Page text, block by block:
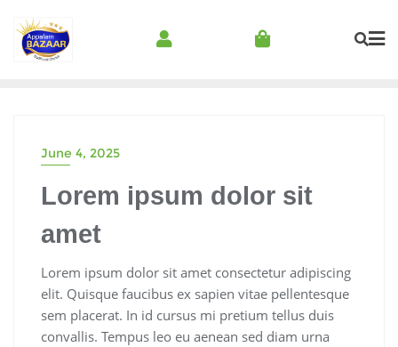
June 4, 2025
Lorem ipsum dolor sit
amet
Lorem ipsum dolor sit amet consectetur adipiscing
elit. Quisque faucibus ex sapien vitae pellentesque
sem placerat. In id cursus mi pretium tellus duis
convallis. Tempus leo eu aenean sed diam urna